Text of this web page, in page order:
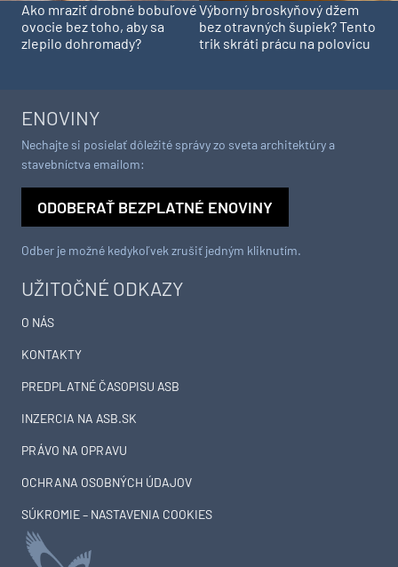
Ako mraziť drobné bobuľové
ovocie bez toho, aby sa
zlepilo dohromady?
Výborný broskyňový džem
bez otravných šupiek? Tento
trik skráti prácu na polovicu
UŽITOČNÉ ODKAZY
O NÁS
KONTAKTY
PREDPLATNÉ ČASOPISU ASB
INZERCIA NA ASB.SK
PRÁVO NA OPRAVU
OCHRANA OSOBNÝCH ÚDAJOV
SÚKROMIE – NASTAVENIA COOKIES
ENOVINY
Nechajte si posielať dôležité správy zo sveta architektúry a
stavebníctva emailom:
ODOBERAŤ BEZPLATNÉ ENOVINY
Odber je možné kedykoľvek zrušiť jedným kliknutím.